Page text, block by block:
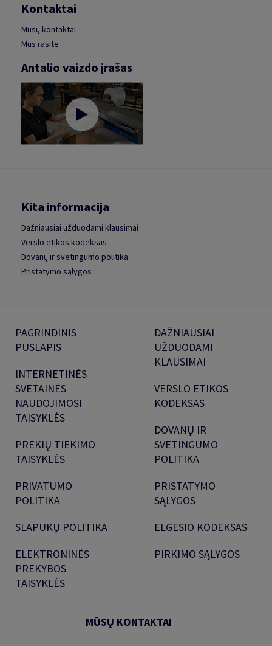
Kontaktai
Mūsų kontaktai
Mus rasite
Antalio vaizdo įrašas
Kita informacija
Dažniausiai užduodami klausimai
Verslo etikos kodeksas
Dovanų ir svetingumo politika
Pristatymo sąlygos
PAGRINDINIS
PUSLAPIS
INTERNETINĖS
SVETAINĖS
NAUDOJIMOSI
TAISYKLĖS
PREKIŲ TIEKIMO
TAISYKLĖS
PRIVATUMO
POLITIKA
SLAPUKŲ POLITIKA
ELEKTRONINĖS
PREKYBOS
TAISYKLĖS
DAŽNIAUSIAI
UŽDUODAMI
KLAUSIMAI
VERSLO ETIKOS
KODEKSAS
DOVANŲ IR
SVETINGUMO
POLITIKA
PRISTATYMO
SĄLYGOS
ELGESIO KODEKSAS
PIRKIMO SĄLYGOS
MŪSŲ KONTAKTAI